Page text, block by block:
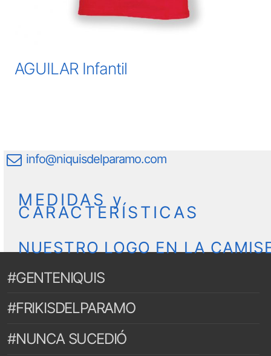
AGUILAR Infantil
info@niquisdelparamo.com
MEDIDAS y
CARACTERÍSTICAS
NUESTRO LOGO EN LA
#GENTENIQUIS
#FRIKISDELPARAMO
#NUNCA SUCEDIÓ